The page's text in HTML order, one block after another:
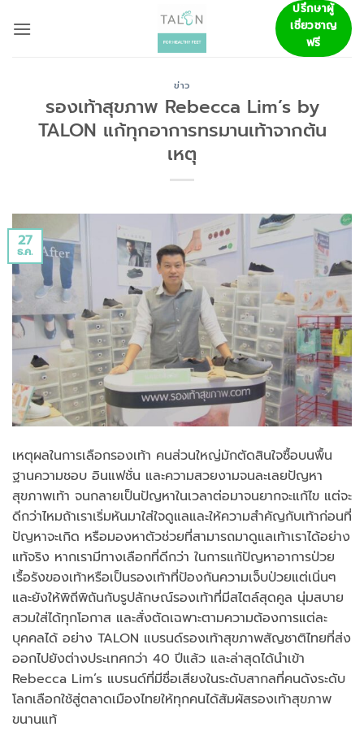
ปรึกษาผู้
เชี่ยวชาญ
ฟรี
ข่าว
รองเท้าสุขภาพ Rebecca Lim’s by
TALON แก้ทุกอาการทรมานเท้าจากต้น
เหตุ
27
ธ.ค.
เหตุผลในการเลือกรองเท้า คนส่วนใหญ่มักตัดสินใจซื้อบนพื้น
ฐานความชอบ อินแฟชั่น และความสวยงามจนละเลยปัญหา
สุขภาพเท้า จนกลายเป็นปัญหาในเวลาต่อมาจนยากจะแก้ไข แต่จะ
ดีกว่าไหมถ้าเราเริ่มหันมาใส่ใจดูแลและให้ความสำคัญกับเท้าก่อนที่
ปัญหาจะเกิด หรือมองหาตัวช่วยที่สามารถมาดูแลเท้าเราได้อย่าง
แท้จริง หากเรามีทางเลือกที่ดีกว่า ในการแก้ปัญหาอาการป่วย
เรื้อรังของเท้าหรือเป็นรองเท้าที่ป้องกันความเจ็บป่วยแต่เนิ่นๆ
และยังให้พิถีพิถันกับรูปลักษณ์รองเท้าที่มีสไตล์สุดคูล นุ่มสบาย
สวมใส่ได้ทุกโอกาส และสั่งตัดเฉพาะตามความต้องการแต่ละ
บุคคลได้ อย่าง TALON แบรนด์รองเท้าสุขภาพสัญชาติไทยที่ส่ง
ออกไปยังต่างประเทศกว่า 40 ปีแล้ว และล่าสุดได้นำเข้า
Rebecca Lim’s แบรนด์ที่มีชื่อเสียงในระดับสากลที่คนดังระดับ
โลกเลือกใช้สู่ตลาดเมืองไทยให้ทุกคนได้สัมผัสรองเท้าสุขภาพ
ขนานแท้